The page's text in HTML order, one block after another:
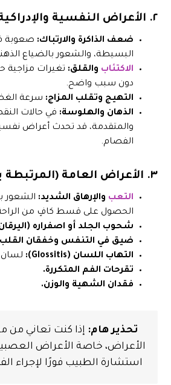
٢. الأعراض النفسية والإدراكية:
ضعف الذاكرة والارتباك: صعوبة
البسيطة، والشعور بالضياع
الاكتئاب والقلق: تغيرات مزاجية
دون سبب واضح.
التهيج وتقلب المزاج: سرعة
الذهان والهلوسة: في حالات
والمتقدمة، قد تحدث أعراض
الفصام.
٣. الأعراض العامة (المرتبطة بفقر الدم):
التعب والإرهاق الشديد: الشعور
الحصول على قسط كافٍ من
شحوب الجلد أو اصفراره
ضيق في التنفس وخفقان
التهاب اللسان (Glossitis):
لسان
تقرحات الفم المتكررة.
فقدان الشهية والوزن.
تحذير هام: إذا كنت تعاني
الأعراض، خاصة الأعراض
استشارة الطبيب فورًا لإجراء